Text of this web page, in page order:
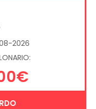
2026